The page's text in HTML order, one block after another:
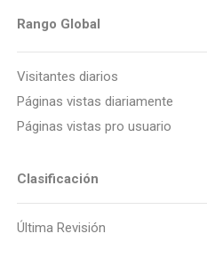
Rango Global
Visitantes diarios
Páginas vistas diariamente
Páginas vistas pro usuario
Clasificación
Última Revisión